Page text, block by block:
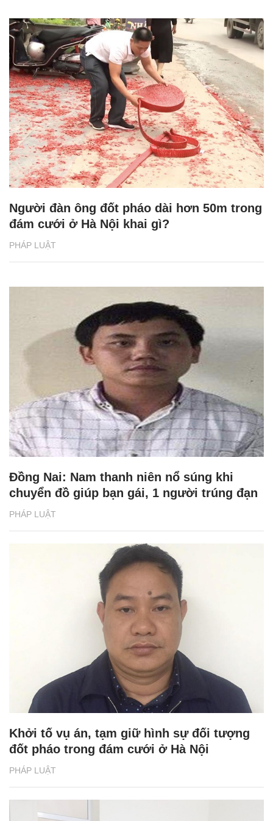
PHÁP LUẬT
Người đàn ông đốt pháo dài hơn 50m trong
đám cưới ở Hà Nội khai gì?
PHÁP LUẬT
Đồng Nai: Nam thanh niên nổ súng khi
chuyển đồ giúp bạn gái, 1 người trúng đạn
PHÁP LUẬT
Khởi tố vụ án, tạm giữ hình sự đối tượng
đốt pháo trong đám cưới ở Hà Nội